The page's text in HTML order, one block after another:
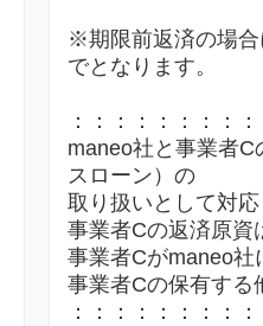
※期限前返済の場合
でとなります。
：：：：：：：：：
maneo社と事業者
スローン）の
取り扱いとして対応
事業者Cの返済原資
事業者Cがmaneo社
事業者Cの保有する
：：：：：：：：：